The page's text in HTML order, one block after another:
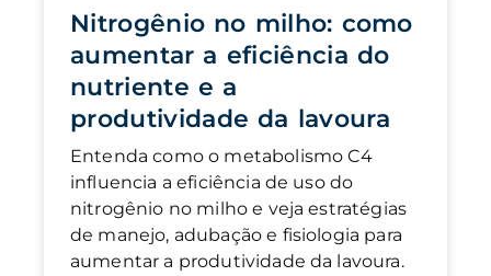
Nitrogênio no milho: como
aumentar a eficiência do
nutriente e a
produtividade da lavoura
Entenda como o metabolismo C4
influencia a eficiência de uso do
nitrogênio no milho e veja estratégias
de manejo, adubação e fisiologia para
aumentar a produtividade da lavoura.